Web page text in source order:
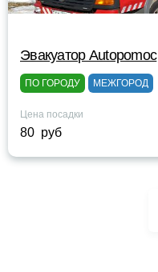
Эвакуатор Autopomoc
ПО ГОРОДУ МЕЖГОРОД
Цена посадки
80 руб